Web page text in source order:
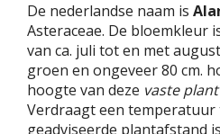
De nederlandse naam is
Asteraceae. De bloemkleur
van ca. juli tot en met
groen en ongeveer 80 cm.
hoogte van deze vaste plant
Verdraagt een temperatuur
geadviseerde plantafstand